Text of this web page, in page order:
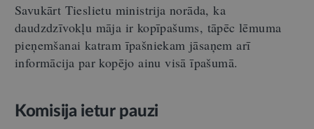
Savukārt Tieslietu ministrija norāda, ka
daudzdzīvokļu māja ir kopīpašums, tāpēc lēmuma
pieņemšanai katram īpašniekam jāsaņem arī
informācija par kopējo ainu visā īpašumā.
Komisija ietur pauzi